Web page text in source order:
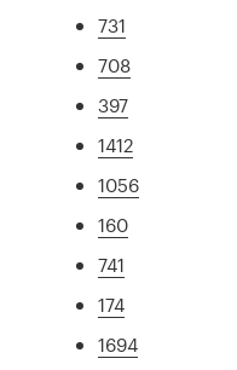
731
708
397
1412
1056
160
741
174
1694